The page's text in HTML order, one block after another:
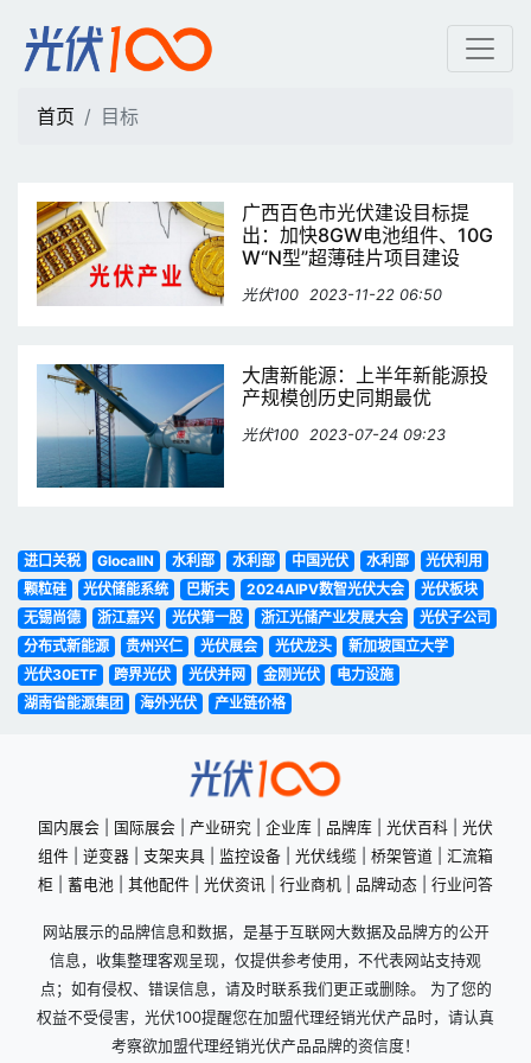
目标 | 光伏100
首页 目标
广西百色市光伏建设目标提
出：加快8GW电池组件、10G
W“N型”超薄硅片项目建设
光伏100 2023-11-22 06:50
大唐新能源：上半年新能源投
产规模创历史同期最优
光伏100 2023-07-24 09:23
进口关税 GlocalIN 水利部 水利部 中国光伏 水利部
光伏利用
颗粒硅
光伏储能系统 巴斯夫 2024AIPV数智光伏大会
光伏板块
无锡尚德
浙江嘉兴 光伏第一股 浙江光储产业发展大会
光伏子公司
分布式新能源
贵州兴仁 光伏展会 光伏龙头
新加坡国立大学
光伏30ETF
跨界光伏 光伏并网 金刚光伏
电力设施
湖南省能源集团
海外光伏 产业链价格
国内展会 国际展会 产业研究 企业库 品牌库 光伏百科
光伏
组件
逆变器 支架夹具 监控设备 光伏线缆 桥架管道
汇流箱
柜
蓄电池 其他配件 光伏资讯 行业商机 品牌动态 行业问答
网站展示的品牌信息和数据，是基于互联网大数据及品牌方的公开
信息，收集整理客观呈现，仅提供参考使用，不代表网站支持观
点；如有侵权、错误信息，请及时联系我们更正或删除。 为了您的
权益不受侵害，光伏100提醒您在加盟代理经销光伏产品时，请认真
考察欲加盟代理经销光伏产品品牌的资信度！